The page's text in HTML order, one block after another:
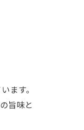
ます。
旨味と